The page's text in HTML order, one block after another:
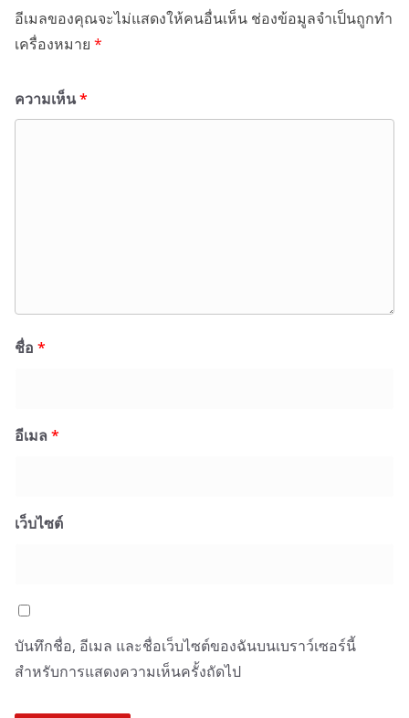
อีเมลของคุณจะไม่แสดงให้คนอื่นเห็น ช่องข้อมูลจำเป็นถูกทำ
เครื่องหมาย *
ความเห็น*
ชื่อ *
อีเมล *
เว็บไซต์
บันทึกชื่อ, อีเมล และชื่อเว็บไซต์ของฉันบนเบราว์เซอร์นี้
สำหรับการแสดงความเห็นครั้งถัดไป